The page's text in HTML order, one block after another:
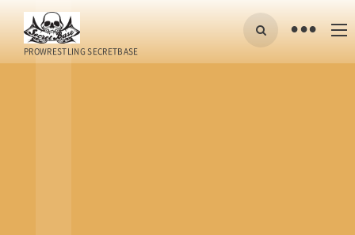
PROWRESTLING SECRETBASE
•